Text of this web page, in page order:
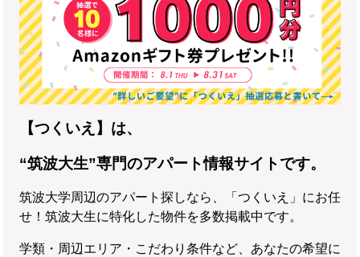
【つくいえ】は、
“筑波大生”専門のアパート情報サイトです。
筑波大学周辺のアパート探しなら、「つくいえ」にお任
せ！筑波大生に特化した物件を多数掲載中です。
学類・周辺エリア・こだわり条件など、あなたの希望に